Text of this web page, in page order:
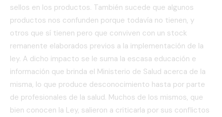
sellos en los productos. También sucede que algunos
productos nos confunden porque todavía no tienen, y
otros que sí tienen pero que conviven con un stock
remanente elaborados previos a la implementación de la
ley. A dicho impacto se le suma la escasa educación e
información que brinda el Ministerio de Salud acerca de la
misma, lo que produce desconocimiento hasta por parte
de profesionales de la salud. Muchos de los mismos, que
bien conocen la Ley, salieron a criticarla por sus conflictos